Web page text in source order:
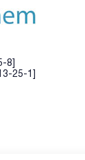
8]
25-1]